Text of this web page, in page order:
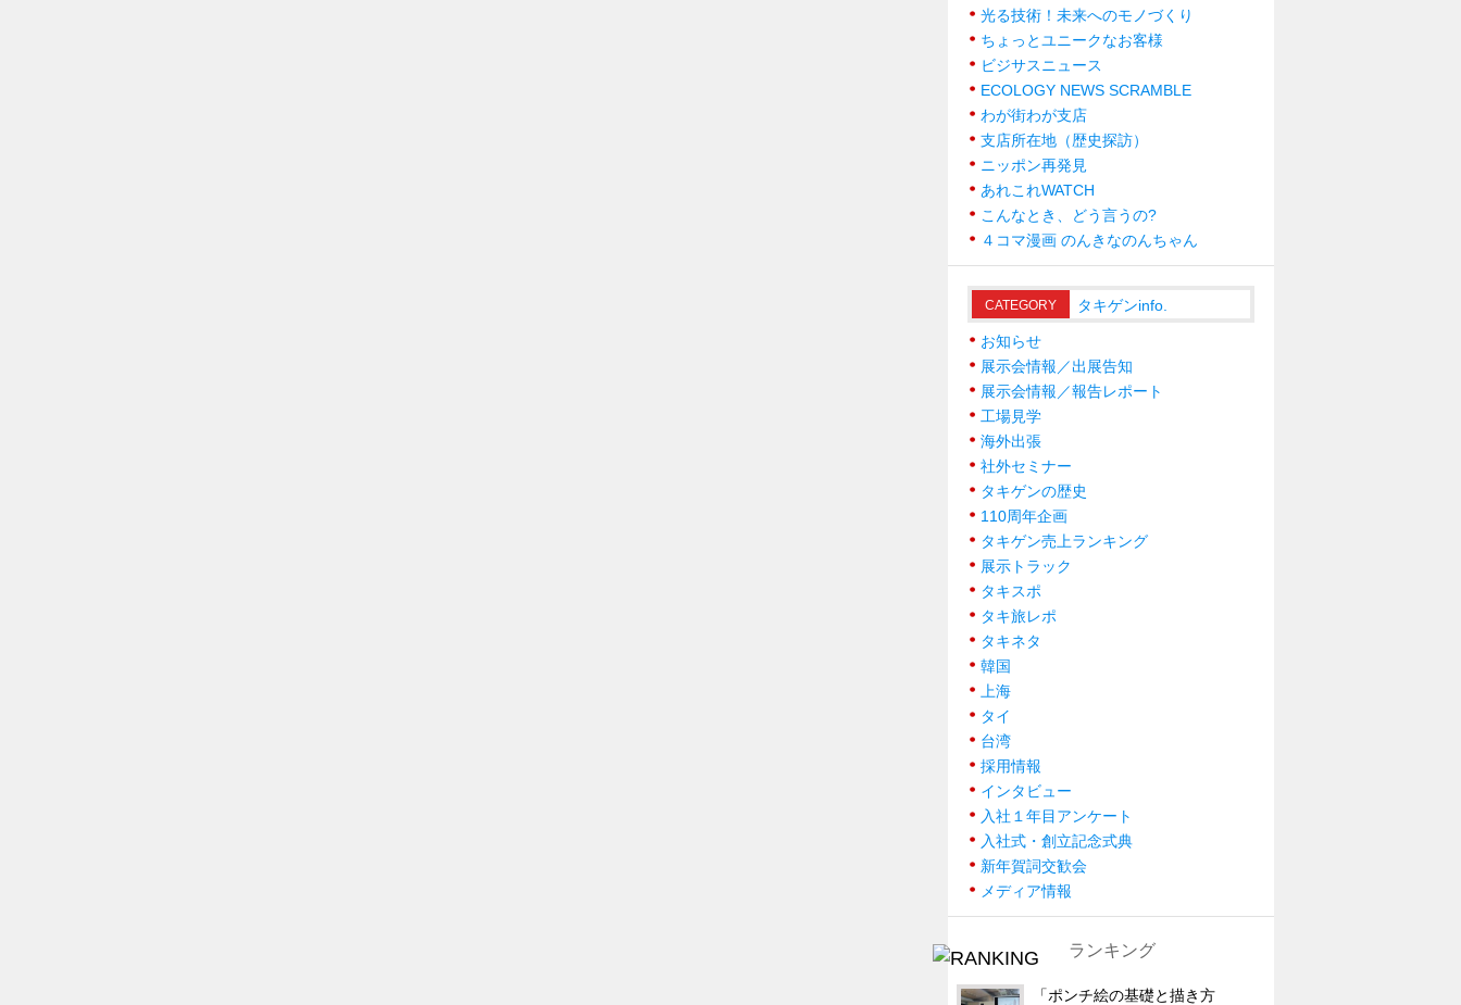
光る技術！未来へのモノづくり
ちょっとユニークなお客様
ビジサスニュース
ECOLOGY NEWS SCRAMBLE
わが街わが支店
支店所在地（歴史探訪）
ニッポン再発見
あれこれWATCH
こんなとき、どう言うの?
４コマ漫画 のんきなのんちゃん
CATEGORY タキゲンinfo.
お知らせ
展示会情報／出展告知
展示会情報／報告レポート
工場見学
海外出張
社外セミナー
タキゲンの歴史
110周年企画
タキゲン売上ランキング
展示トラック
タキスポ
タキ旅レポ
タキネタ
韓国
上海
タイ
台湾
採用情報
インタビュー
入社１年目アンケート
入社式・創立記念式典
新年賀詞交歓会
メディア情報
ランキング
「ポンチ絵の基礎と描き方